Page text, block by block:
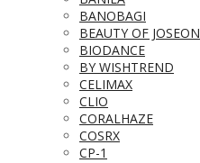
BANOBAGI
BEAUTY OF JOSEON
BIODANCE
BY WISHTREND
CELIMAX
CLIO
CORALHAZE
COSRX
CP-1